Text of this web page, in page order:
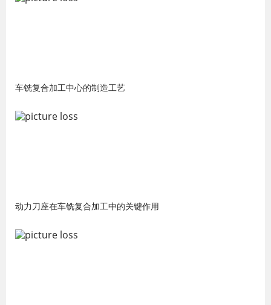
车铣复合加工中心的制造工艺
动力刀座在车铣复合加工中的关键作用